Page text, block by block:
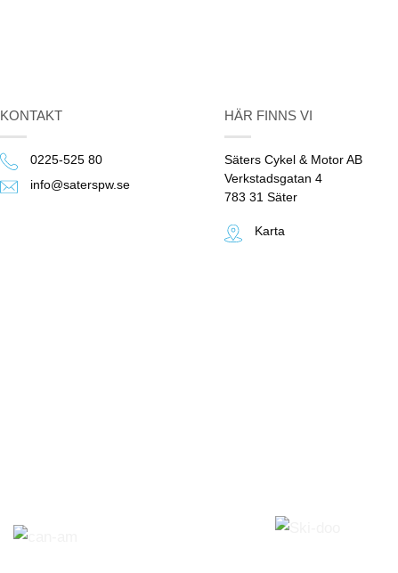
KONTAKT
0225-525 80
info@saterspw.se
HÄR FINNS VI
Säters Cykel & Motor AB
Verkstadsgatan 4
783 31 Säter
Karta